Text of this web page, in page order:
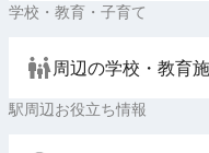
学校・教育・子育て
周辺の学校・教育
駅周辺お役立ち情報